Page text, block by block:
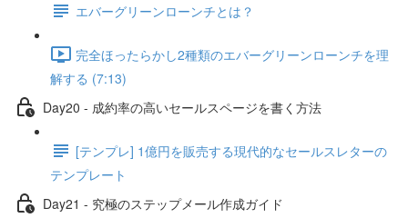
エバーグリーンローンチとは？
完全ほったらかし2種類のエバーグリーンローンチを理
解する (7:13)
Day20 - 成約率の高いセールスページを書く方法
[テンプレ] 1億円を販売する現代的なセールスレターの
テンプレート
Day21 - 究極のステップメール作成ガイド